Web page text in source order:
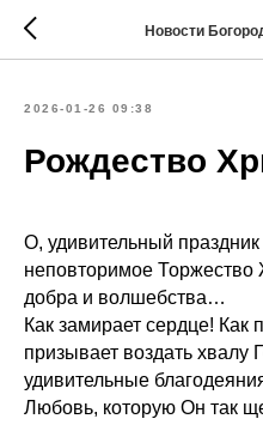
Новости
2026-01-26 09:38
Рождество
О, удивительный
неповторимое Торжество
добра и волшебства…
Как замирает сердце! Как
призывает воздать хвалу
удивительные
Любовь, которую Он так